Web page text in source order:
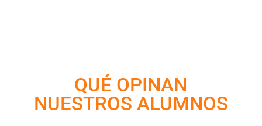
QUÉ OPINAN
NUESTROS ALUMNOS